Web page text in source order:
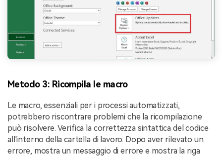
Metodo 3: Ricompila le macro
Le macro, essenziali per i processi automatizzati,
potrebbero riscontrare problemi che la ricompilazione
può risolvere. Verifica la correttezza sintattica del codice
all'interno della cartella di lavoro. Dopo aver rilevato un
errore, mostra un messaggio di errore e mostra la riga